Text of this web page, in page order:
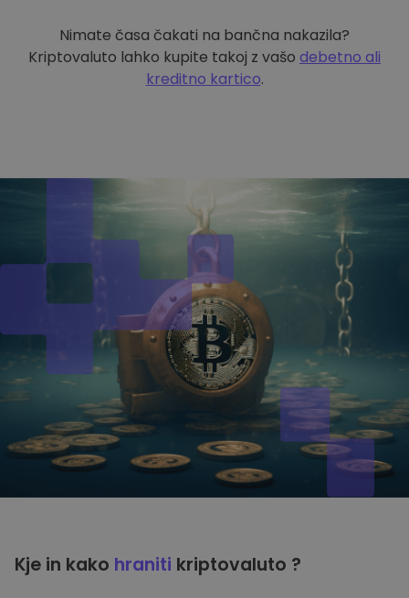
Nimate časa čakati na bančna nakazila?
Kriptovaluto lahko kupite takoj z vašo debetno ali
kreditno kartico.
Kje in kako hraniti kriptovaluto ?